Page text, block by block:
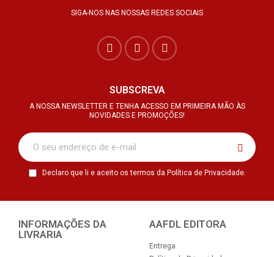
SIGA-NOS NAS NOSSAS REDES SOCIAIS
SUBSCREVA
A NOSSA NEWSLETTER E TENHA ACESSO EM PRIMEIRA MÃO ÀS
NOVIDADES E PROMOÇÕES!
Declaro que li e aceito os termos da Política de Privacidade.
INFORMAÇÕES DA
LIVRARIA
AAFDL EDITORA
Entrega